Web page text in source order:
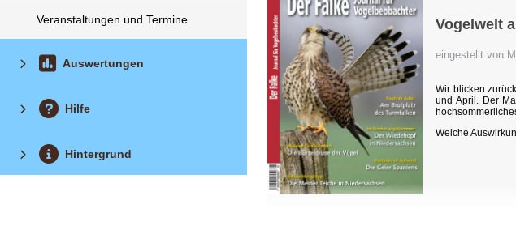
Veranstaltungen und Termine
Auswertungen
Hilfe
Hintergrund
Vogelwelt
eingestellt von
Wir blicken
und April. Der
Welche